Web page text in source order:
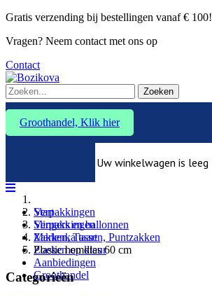
Gratis verzending bij bestellingen vanaf € 100!
Vragen? Neem contact met ons op
Contact
Zoeken
Groothandel, Klik hier
Uw winkelwagen is leeg
Verpakkingen
Slingers en ballonnen
Marlenka taart
Zoeken op kleur
Aanbiedingen
Groothandel
Start
Verpakkingen
Zakken, Tassen, Puntzakken
Plastic hemdtas 60 cm
Categorieën